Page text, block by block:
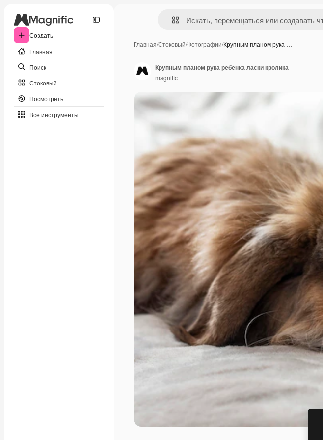
Создать
Главная
Поиск
Стоковый
Посмотреть
Все инструменты
Главная/Стоковый/Фотографии/Крупным планом рука …
Крупным планом рука ребенка ласки кролика
magnific